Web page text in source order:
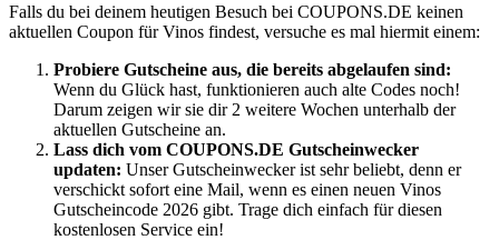
Falls du bei deinem heutigen Besuch bei COUPONS.DE keinen
aktuellen Coupon für Vinos findest, versuche es mal hiermit einem:
Probiere Gutscheine aus, die bereits abgelaufen sind:
Wenn du Glück hast, funktionieren auch alte Codes noch!
Darum zeigen wir sie dir 2 weitere Wochen unterhalb der
aktuellen Gutscheine an.
Lass dich vom COUPONS.DE Gutscheinwecker
updaten: UnserGutscheinweckerist sehr beliebt, denn er
verschickt sofort eine Mail, wenn es einen neuen Vinos
Gutscheincode 2026 gibt. Trage dich einfach für diesen
kostenlosen Service ein!